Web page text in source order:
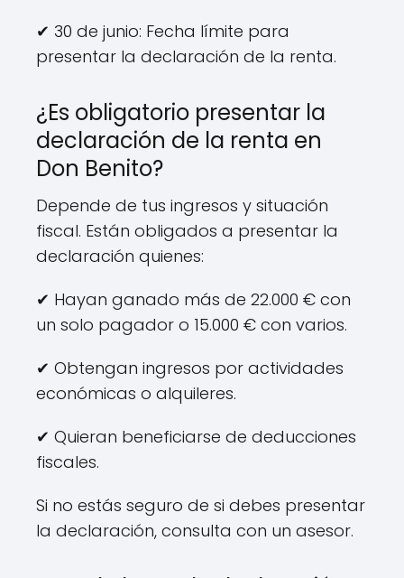
✔ 30 de junio: Fecha límite para
presentar la declaración de la renta.
¿Es obligatorio presentar la
declaración de la renta en
Don Benito?
Depende de tus ingresos y situación
fiscal. Están obligados a presentar la
declaración quienes:
✔ Hayan ganado más de 22.000 € con
un solo pagador o 15.000 € con varios.
✔ Obtengan ingresos por actividades
económicas o alquileres.
✔ Quieran beneficiarse de deducciones
fiscales.
Si no estás seguro de si debes presentar
la declaración, consulta con un asesor.